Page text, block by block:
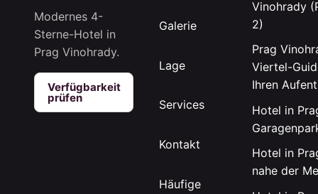
Modernes 4-
Sterne-Hotel in
Prag Vinohrady.
Verfügbarkeit
prüfen
Galerie
Lage
Services
Kontakt
Häufige
Vinohrady
2)
Prag
Viertel-
Ihren
Hotel in
Hotel in
nahe der